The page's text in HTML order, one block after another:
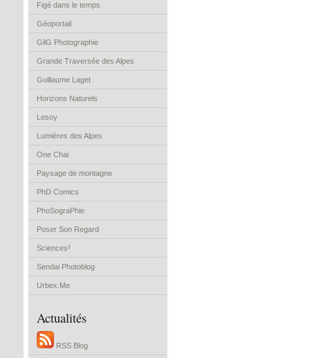
Figé dans le temps
Géoportail
GilG Photographie
Grande Traversée des Alpes
Guillaume Laget
Horizons Naturels
Lesoy
Lumières des Alpes
One Chai
Paysage de montagne
PhD Comics
PhoSograPhie
Poser Son Regard
Sciences²
Sendai Photoblog
Urbex.Me
Actualités
RSS Blog